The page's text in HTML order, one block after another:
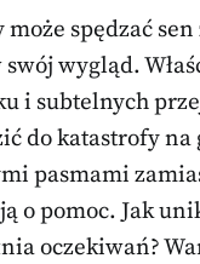
spędzać
wygląd.
i subtelnych
do katastrofy na
pasmami
o pomoc. Jak
oczekiwań?